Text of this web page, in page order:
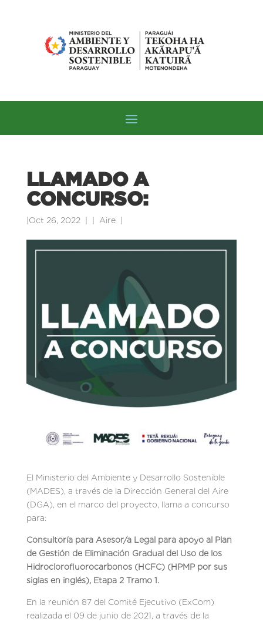
LLAMADO A
CONCURSO:
Oct 26, 2022 Aire
El Ministerio del Ambiente y Desarrollo Sostenible
(MADES), a través de la Dirección General del Aire
(DGA), en el marco del proyecto, llama a concurso
para:
Consultoría para Asesor/a Legal para apoyo al Plan
de Gestión de Eliminación Gradual del Uso de los
Hidroclorofluorocarbonos (HCFC) (HPMP por sus
siglas en inglés), Etapa 2 Tramo 1.
En la reunión 87 del Comité Ejecutivo (ExCom)
realizada el 09 de junio de 2021, a través de la